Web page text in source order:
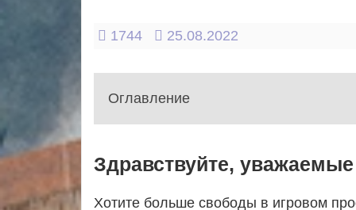
1744 25.08.2022
Оглавление
2 - Red Dead Redemption 2
Здравствуйте,
Хотите больше свободы в игровом